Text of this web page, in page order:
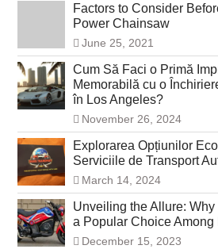
Factors to Consider
Power Chainsaw
June 25, 2021
Cum Să Faci o Primă
Memorabilă cu o
în Los Angeles?
November 26, 2024
Explorarea Opțiunilor
Serviciile de Transport
March 14, 2024
Unveiling the Allure:
a Popular Choice Among
December 15, 2023